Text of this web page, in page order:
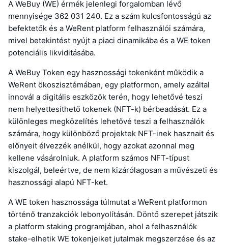
A WeBuy (WE) érmék jelenlegi forgalomban lévő
mennyisége 362 031 240. Ez a szám kulcsfontosságú az
befektetők és a WeRent platform felhasználói számára,
mivel betekintést nyújt a piaci dinamikába és a WE token
potenciális likviditásába.
A WeBuy Token egy hasznossági tokenként működik a
WeRent ökoszisztémában, egy platformon, amely azáltal
innovál a digitális eszközök terén, hogy lehetővé teszi
nem helyettesíthető tokenek (NFT-k) bérbeadását. Ez a
különleges megközelítés lehetővé teszi a felhasználók
számára, hogy különböző projektek NFT-inek hasznait és
előnyeit élvezzék anélkül, hogy azokat azonnal meg
kellene vásárolniuk. A platform számos NFT-típust
kiszolgál, beleértve, de nem kizárólagosan a művészeti és
hasznossági alapú NFT-ket.
A WE token hasznossága túlmutat a WeRent platformon
történő tranzakciók lebonyolításán. Döntő szerepet játszik
a platform staking programjában, ahol a felhasználók
stake-elhetik WE tokenjeiket jutalmak megszerzése és az